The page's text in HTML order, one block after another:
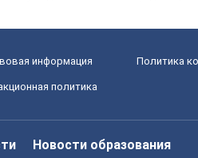
информация Политика
политика
Новости образования